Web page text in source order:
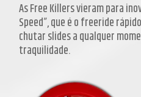
As Free Killers vieram para
Speed”, que é o freeride
chutar slides a qualquer
traquilidade.